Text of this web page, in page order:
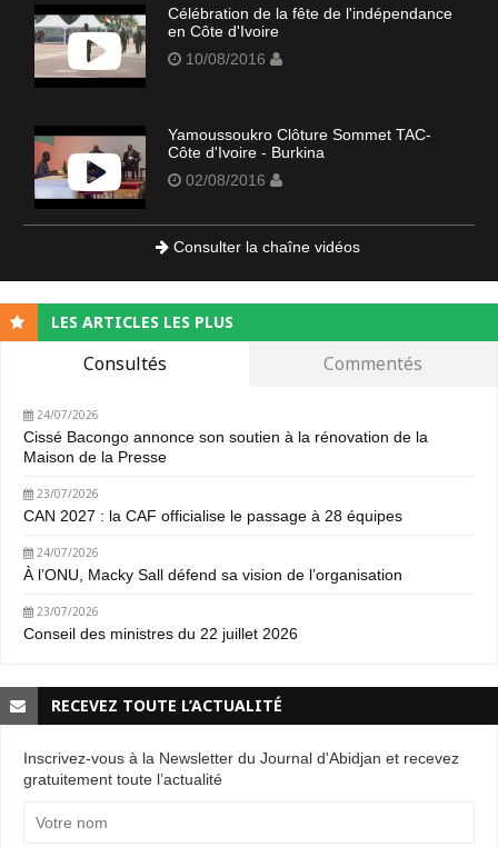
Célébration de la fête de l'indépendance
en Côte d'Ivoire
10/08/2016
Yamoussoukro Clôture Sommet TAC-
Côte d'Ivoire - Burkina
02/08/2016
Consulter la chaîne vidéos
LES ARTICLES LES PLUS
Consultés Commentés
24/07/2026
Cissé Bacongo annonce son soutien à la rénovation de la
Maison de la Presse
23/07/2026
CAN 2027 : la CAF officialise le passage à 28 équipes
24/07/2026
À l’ONU, Macky Sall défend sa vision de l’organisation
23/07/2026
Conseil des ministres du 22 juillet 2026
RECEVEZ TOUTE L’ACTUALITÉ
Inscrivez-vous à la Newsletter du Journal d'Abidjan et recevez
gratuitement toute l’actualité